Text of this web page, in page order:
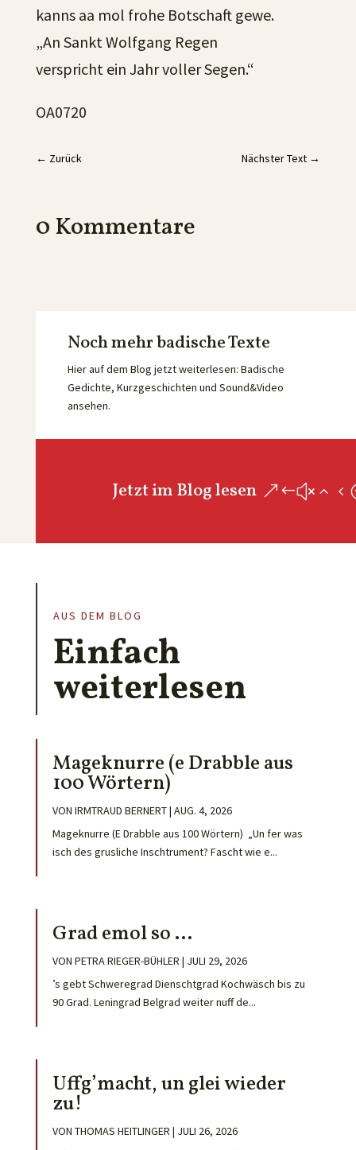
kanns aa mol frohe Botschaft gewe.
„An Sankt Wolfgang Regen
verspricht ein Jahr voller Segen.“
OA0720
← Zurück Nächster Text →
0 Kommentare
Noch mehr badische Texte
Hier auf dem Blog jetzt weiterlesen: Badische
Gedichte, Kurzgeschichten und Sound&Video
ansehen.
Jetzt im Blog lesen
AUS DEM BLOG
Einfach
weiterlesen
Mageknurre (e Drabble aus
100 Wörtern)
VON IRMTRAUD BERNERT| AUG. 4, 2026
Mageknurre (E Drabble aus 100 Wörtern) „Un fer was
isch des grusliche Inschtrument? Fascht wie e...
Grad emol so …
VON PETRA RIEGER-BÜHLER | JULI 29, 2026
’s gebt Schweregrad Dienschtgrad Kochwäsch bis zu
90 Grad. Leningrad Belgrad weiter nuff de...
Uffg’macht, un glei wieder
zu!
VON THOMAS HEITLINGER | JULI 26, 2026